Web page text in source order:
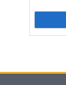
A
hárul a
elkerülésében